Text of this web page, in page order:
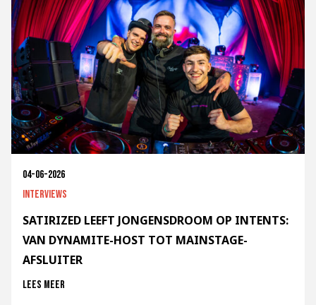
04-06-2026
Interviews
SATIRIZED LEEFT JONGENSDROOM OP INTENTS:
VAN DYNAMITE-HOST TOT MAINSTAGE-
AFSLUITER
Lees meer